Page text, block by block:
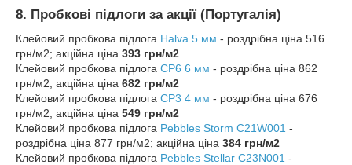
8. Пробкові підлоги за акції (Португалія)
Клейовий пробкова підлога Halva 5 мм - роздрібна ціна 516
грн/м2; акційна ціна 393 грн/м2
Клейовий пробкова підлога CP6 6 мм - роздрібна ціна 862
грн/м2; акційна ціна 682 грн/м2
Клейовий пробкова підлога CP3 4 мм - роздрібна ціна 676
грн/м2; акційна ціна 549 грн/м2
Клейовий пробкова підлога Pebbles Storm C21W001 -
роздрібна ціна 877 грн/м2; акційна ціна 384 грн/м2
Клейовий пробкова підлога Pebbles Stellar C23N001 -